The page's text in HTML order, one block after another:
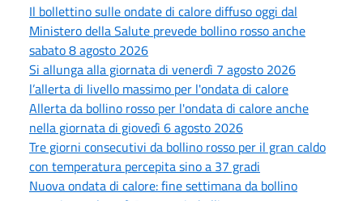
Il bollettino sulle ondate di calore diffuso oggi dal
Ministero della Salute prevede bollino rosso anche
sabato 8 agosto 2026
Si allunga alla giornata di venerdì 7 agosto 2026
l’allerta di livello massimo per l'ondata di calore
Allerta da bollino rosso per l'ondata di calore anche
nella giornata di giovedì 6 agosto 2026
Tre giorni consecutivi da bollino rosso per il gran caldo
con temperatura percepita sino a 37 gradi
Nuova ondata di calore: fine settimana da bollino